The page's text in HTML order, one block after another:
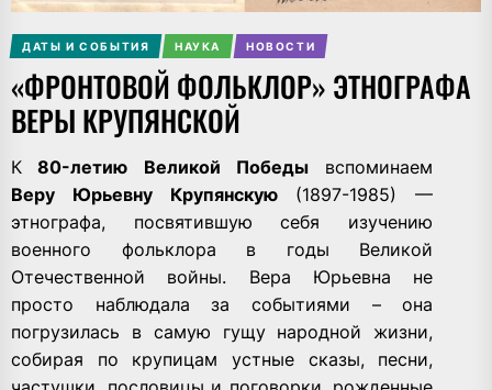
ДАТЫ И СОБЫТИЯ НАУКА НОВОСТИ
«ФРОНТОВОЙ ФОЛЬКЛОР» ЭТНОГРАФА
ВЕРЫ КРУПЯНСКОЙ
К 80-летию Великой Победывспоминаем
Веру Юрьевну Крупянскую (1897-1985) —
этнографа, посвятившую себя изучению
военного фольклора в годы Великой
Отечественной войны. Вера Юрьевна не
просто наблюдала за событиями – она
погрузилась в самую гущу народной жизни,
собирая по крупицам устные сказы, песни,